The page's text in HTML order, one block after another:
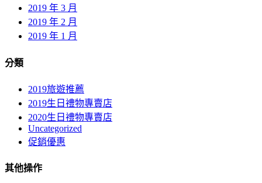
2019 年 3 月
2019 年 2 月
2019 年 1 月
分類
2019旅遊推薦
2019生日禮物專賣店
2020生日禮物專賣店
Uncategorized
促銷優惠
其他操作